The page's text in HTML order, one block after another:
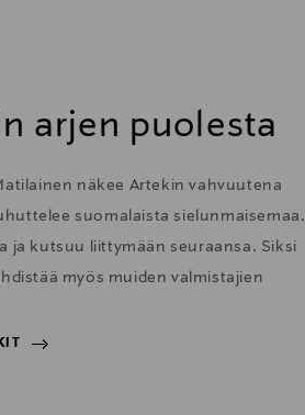
arjen puolesta
näkee Artekin vahvuutena
suomalaista sielunmaisemaa.
ja kutsuu liittymään seuraansa. Siksi
myös muiden valmistajien